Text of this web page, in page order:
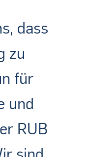
dass
zu
für
und
RUB
sind